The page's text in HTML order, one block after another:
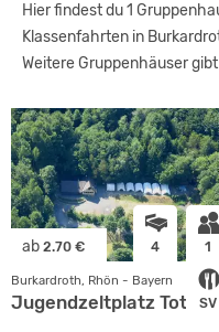
Hier findest du 1
Klassenfahrten in
Weitere Gruppenhäuser
ab 2.70 € 4 1
SV
Burkardroth, Rhön - Bayern
Jugendzeltplatz